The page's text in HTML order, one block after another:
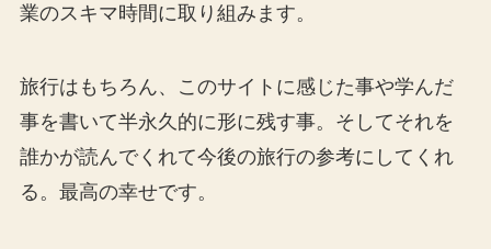
業のスキマ時間に取り組みます。
旅行はもちろん、このサイトに感じた事や学んだ
事を書いて半永久的に形に残す事。そしてそれを
誰かが読んでくれて今後の旅行の参考にしてくれ
る。最高の幸せです。